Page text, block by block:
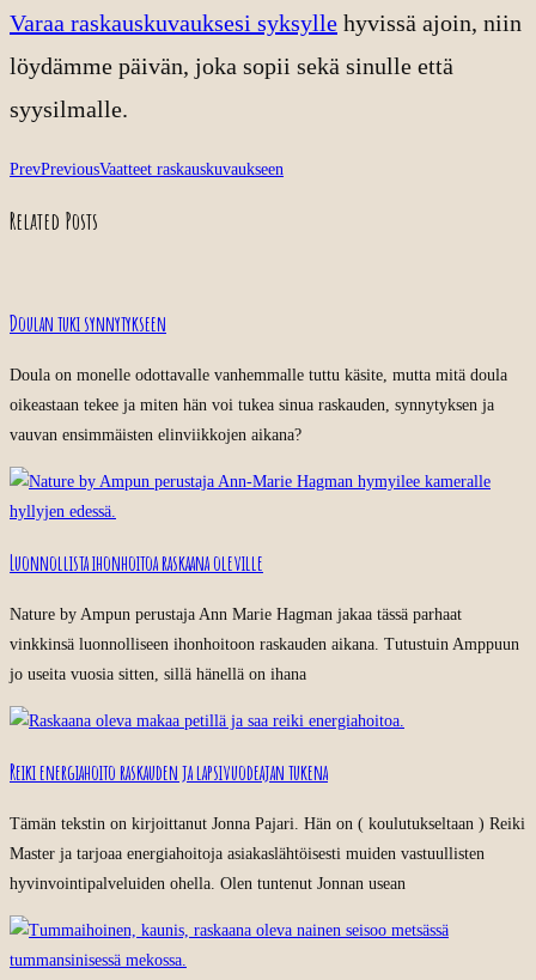
Varaa raskauskuvauksesi syksylle hyvissä ajoin, niin
löydämme päivän, joka sopii sekä sinulle että
syysilmalle.
PrevPreviousVaatteet raskauskuvaukseen
Related Posts
Doulan tuki synnytykseen
Doula on monelle odottavalle vanhemmalle tuttu käsite, mutta mitä doula
oikeastaan tekee ja miten hän voi tukea sinua raskauden, synnytyksen ja
vauvan ensimmäisten elinviikkojen aikana?
Luonnollista ihonhoitoa raskaana oleville
Nature by Ampun perustaja Ann Marie Hagman jakaa tässä parhaat
vinkkinsä luonnolliseen ihonhoitoon raskauden aikana. Tutustuin Amppuun
jo useita vuosia sitten, sillä hänellä on ihana
Reiki energiahoito raskauden ja lapsivuodeajan tukena
Tämän tekstin on kirjoittanut Jonna Pajari. Hän on ( koulutukseltaan ) Reiki
Master ja tarjoaa energiahoitoja asiakaslähtöisesti muiden vastuullisten
hyvinvointipalveluiden ohella. Olen tuntenut Jonnan usean